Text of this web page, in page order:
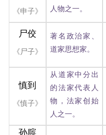
《申子》
人物之一。
尸佼
《尸子》
著名政治家、
道家思想家。
慎到
《慎子》
从道家中分出
的法家代表人
物，法家创始
人之一。
孙膑